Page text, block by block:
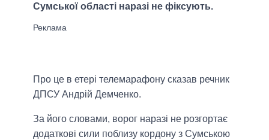
Сумської області наразі не фіксують.
Про це в етері телемарафону сказав речник
ДПСУ Андрій Демченко.
За його словами, ворог наразі не розгортає
додаткові сили поблизу кордону з Сумською